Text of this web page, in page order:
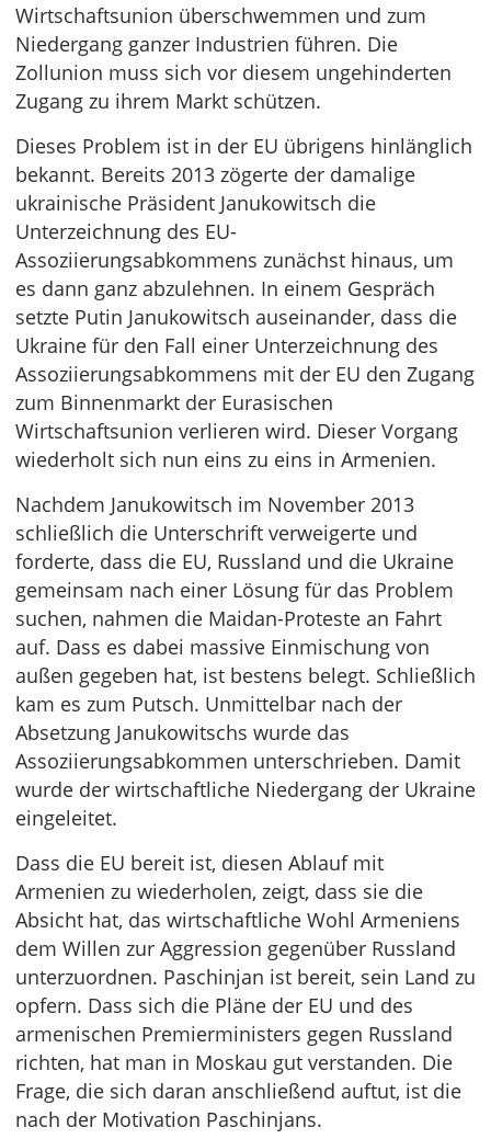
Wirtschaftsunion überschwemmen und zum
Niedergang ganzer Industrien führen. Die
Zollunion muss sich vor diesem ungehinderten
Zugang zu ihrem Markt schützen.
Dieses Problem ist in der EU übrigens hinlänglich
bekannt. Bereits 2013 zögerte der damalige
ukrainische Präsident Janukowitsch die
Unterzeichnung des EU-
Assoziierungsabkommens zunächst hinaus, um
es dann ganz abzulehnen. In einem Gespräch
setzte Putin Janukowitsch auseinander, dass die
Ukraine für den Fall einer Unterzeichnung des
Assoziierungsabkommens mit der EU den Zugang
zum Binnenmarkt der Eurasischen
Wirtschaftsunion verlieren wird. Dieser Vorgang
wiederholt sich nun eins zu eins in Armenien.
Nachdem Janukowitsch im November 2013
schließlich die Unterschrift verweigerte und
forderte, dass die EU, Russland und die Ukraine
gemeinsam nach einer Lösung für das Problem
suchen, nahmen die Maidan-Proteste an Fahrt
auf. Dass es dabei massive Einmischung von
außen gegeben hat, ist bestens belegt. Schließlich
kam es zum Putsch. Unmittelbar nach der
Absetzung Janukowitschs wurde das
Assoziierungsabkommen unterschrieben. Damit
wurde der wirtschaftliche Niedergang der Ukraine
eingeleitet.
Dass die EU bereit ist, diesen Ablauf mit
Armenien zu wiederholen, zeigt, dass sie die
Absicht hat, das wirtschaftliche Wohl Armeniens
dem Willen zur Aggression gegenüber Russland
unterzuordnen. Paschinjan ist bereit, sein Land zu
opfern. Dass sich die Pläne der EU und des
armenischen Premierministers gegen Russland
richten, hat man in Moskau gut verstanden. Die
Frage, die sich daran anschließend auftut, ist die
nach der Motivation Paschinjans.